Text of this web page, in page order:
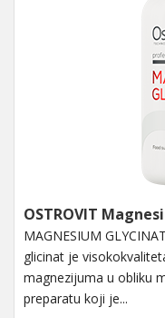
OSTROVIT
MAGNESIUM
glicinat je
magnezijuma u ​​obliku
preparatu koji je...